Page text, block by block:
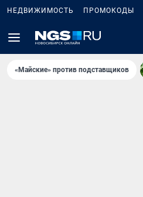
НЕДВИЖИМОСТЬ ПРОМОКОДЫ
«Майские» против подставщиков